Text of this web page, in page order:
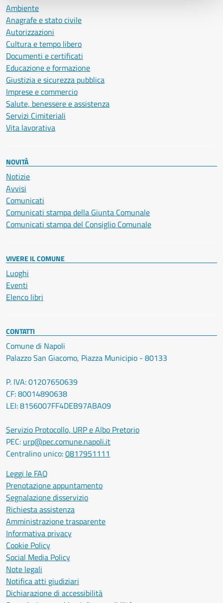
Ambiente
Anagrafe e stato civile
Autorizzazioni
Cultura e tempo libero
Documenti e certificati
Educazione e formazione
Giustizia e sicurezza pubblica
Imprese e commercio
Salute, benessere e assistenza
Servizi Cimiteriali
Vita lavorativa
NOVITÀ
Notizie
Avvisi
Comunicati
Comunicati stampa della Giunta Comunale
Comunicati stampa del Consiglio Comunale
VIVERE IL COMUNE
Luoghi
Eventi
Elenco libri
CONTATTI
Comune di Napoli
Palazzo San Giacomo, Piazza Municipio - 80133
P. IVA: 01207650639
CF: 80014890638
LEI: 8156007FF4DEB97ABA09
Servizio Protocollo, URP e Albo Pretorio
PEC: urp@pec.comune.napoli.it
Centralino unico:0817951111
Leggi le FAQ
Prenotazione appuntamento
Segnalazione disservizio
Richiesta assistenza
Amministrazione trasparente
Informativa privacy
Cookie Policy
Social Media Policy
Note legali
Notifica atti giudiziari
Dichiarazione di accessibilità